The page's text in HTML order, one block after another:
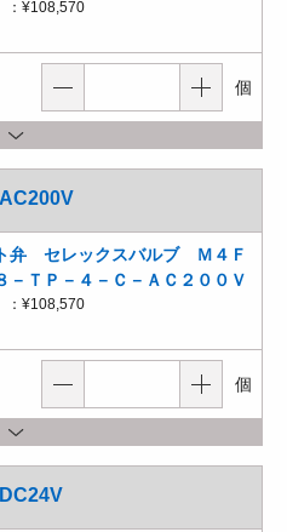
¥108,570
個
弁 セレックスバルブ Ｍ４Ｆ
－ＴＰ－４－Ｃ－ＡＣ２００Ｖ
¥108,570
個